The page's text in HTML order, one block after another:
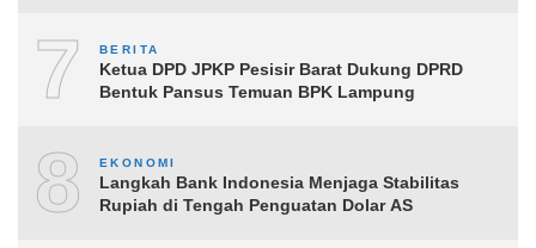
7 BERITA
Ketua DPD JPKP Pesisir Barat Dukung DPRD
Bentuk Pansus Temuan BPK Lampung
8 EKONOMI
Langkah Bank Indonesia Menjaga Stabilitas
Rupiah di Tengah Penguatan Dolar AS